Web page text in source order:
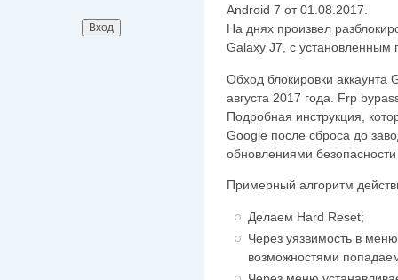
Android 7 от 01.08.2017.
На днях произвел
Galaxy J7, с установленным
Обход блокировки аккаунта
августа 2017 года. Frp
Подробная инструкция,
Google после сброса до
обновлениями
Примерный алгоритм
Делаем Hard Reset;
Через уязвимость в
возможностями